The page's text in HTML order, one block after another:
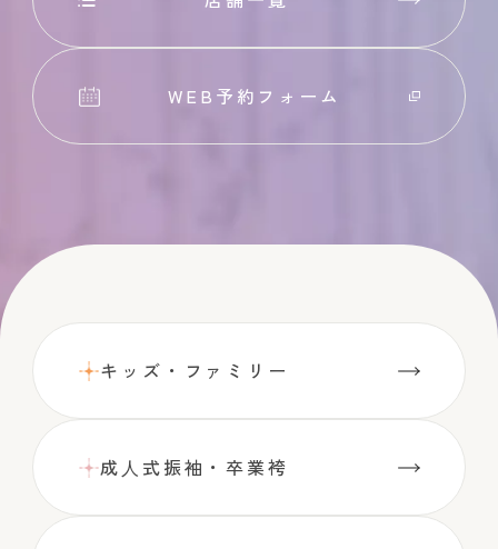
WEB予約フォーム
キッズ・ファミリー
成⼈式振袖・卒業袴